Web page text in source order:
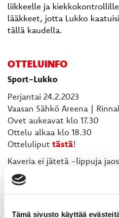
Tämä sivusto käyttää
liikkeelle ja
lääkkeet, jotta Lukko
tällä kaudella.
OTTELUINFO
Sport-Lukko
Perjantai 24.2.2023
Vaasan Sähkö Areena |
Ovet aukeavat klo 17.30
Ottelu alkaa klo 18.30
Otteluliput tästä!
Kaveria ei jätetä -lippuja
13.30, ja ovelta alkaen klo
yhteensä 1 000.